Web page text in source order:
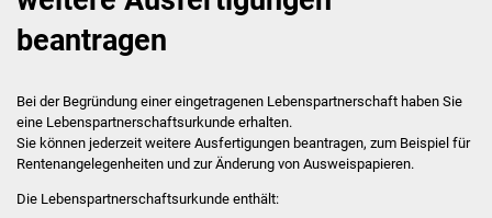
Kontakt
Veröffentlichungen
beantragen
Bei der Begründung einer eingetragenen Lebenspartnerschaft haben Sie
eine Lebenspartnerschaftsurkunde erhalten.
Sie können jederzeit weitere Ausfertigungen beantragen, zum Beispiel für
Rentenangelegenheiten und zur Änderung von Ausweispapieren.
Die Lebenspartnerschaftsurkunde enthält: